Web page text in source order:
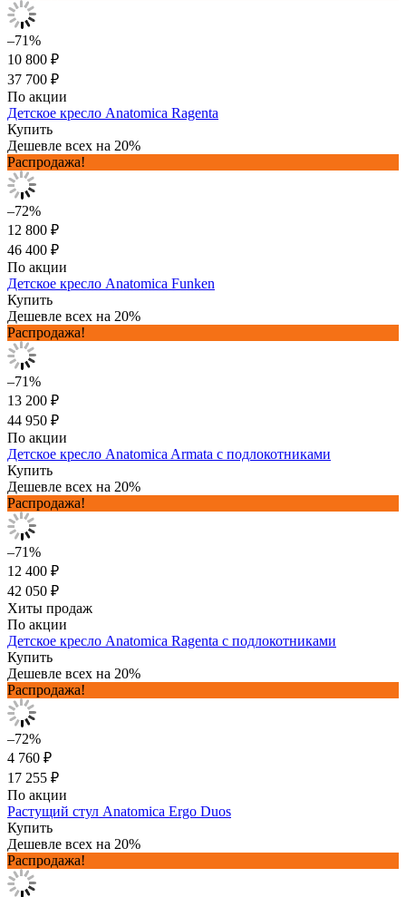
–71%
10 800 ₽
37 700 ₽
По акции
Детское кресло Anatomica Ragenta
Купить
Дешевле всех на 20%
Распродажа!
–72%
12 800 ₽
46 400 ₽
По акции
Детское кресло Anatomica Funken
Купить
Дешевле всех на 20%
Распродажа!
–71%
13 200 ₽
44 950 ₽
По акции
Детское кресло Anatomica Armata с подлокотниками
Купить
Дешевле всех на 20%
Распродажа!
–71%
12 400 ₽
42 050 ₽
Хиты продаж
По акции
Детское кресло Anatomica Ragenta с подлокотниками
Купить
Дешевле всех на 20%
Распродажа!
–72%
4 760 ₽
17 255 ₽
По акции
Растущий стул Anatomica Ergo Duos
Купить
Дешевле всех на 20%
Распродажа!